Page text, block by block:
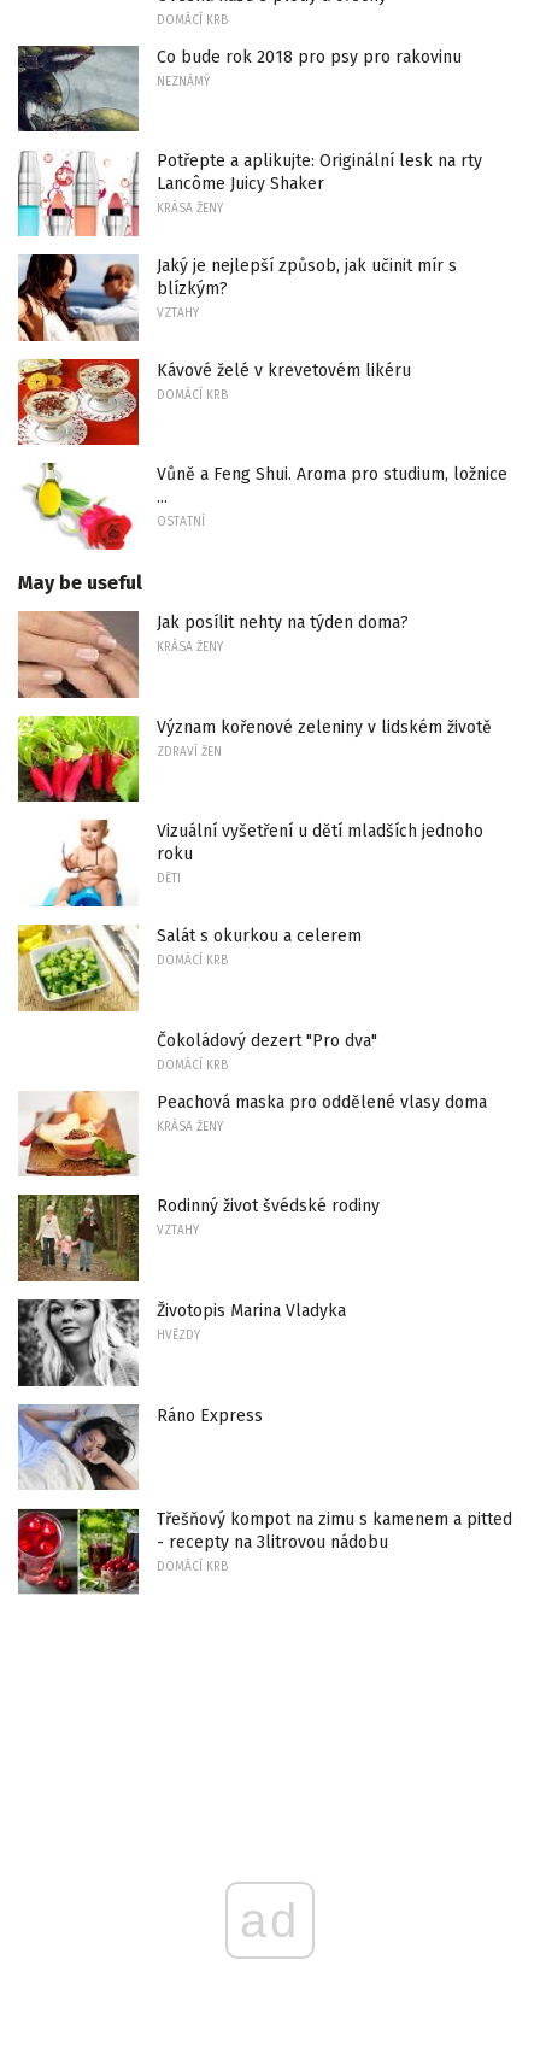
DOMÁCÍ KRB
Co bude rok 2018 pro psy pro rakovinu
NEZNÁMÝ
Potřepte a aplikujte: Originální lesk na rty
Lancôme Juicy Shaker
KRÁSA ŽENY
Jaký je nejlepší způsob, jak učinit mír s
blízkým?
VZTAHY
Kávové želé v krevetovém likéru
DOMÁCÍ KRB
Vůně a Feng Shui. Aroma pro studium, ložnice
...
OSTATNÍ
May be useful
Jak posílit nehty na týden doma?
KRÁSA ŽENY
Význam kořenové zeleniny v lidském životě
ZDRAVÍ ŽEN
Vizuální vyšetření u dětí mladších jednoho
roku
DĚTI
Salát s okurkou a celerem
DOMÁCÍ KRB
Čokoládový dezert "Pro dva"
DOMÁCÍ KRB
Peachová maska ​​pro oddělené vlasy doma
KRÁSA ŽENY
Rodinný život švédské rodiny
VZTAHY
Životopis Marina Vladyka
HVĚZDY
Ráno Express
Třešňový kompot na zimu s kamenem a pitted
- recepty na 3litrovou nádobu
DOMÁCÍ KRB
ad